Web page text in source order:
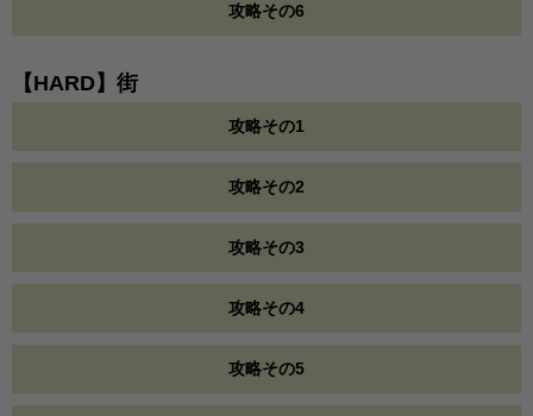
攻略その6
【HARD】街
攻略その1
攻略その2
攻略その3
攻略その4
攻略その5